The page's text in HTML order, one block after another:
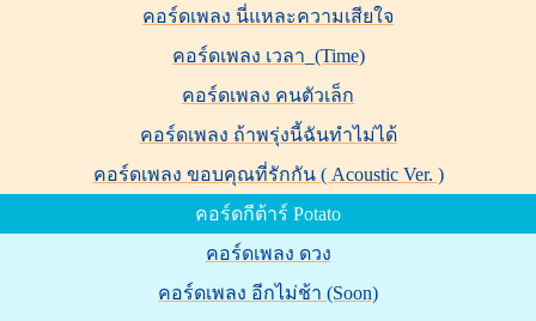
คอร์ดเพลง นี่แหละความเสียใจ
คอร์ดเพลง เวลา_(Time)
คอร์ดเพลง คนตัวเล็ก
คอร์ดเพลง ถ้าพรุ่งนี้ฉันทำไม่ได้
คอร์ดเพลง ขอบคุณที่รักกัน ( Acoustic Ver. )
คอร์ดกีต้าร์ Potato
คอร์ดเพลง ดวง
คอร์ดเพลง อีกไม่ช้า (Soon)